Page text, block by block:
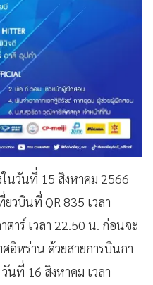
นวันที่ 15 สิงหาคม 2566
ยวบินที่ QR 835 เวลา
ตาร์ เวลา 22.50 น. ก่อนจะ
อิหร่าน ด้วยสายการบินกา
นที่ 16 สิงหาคม เวลา